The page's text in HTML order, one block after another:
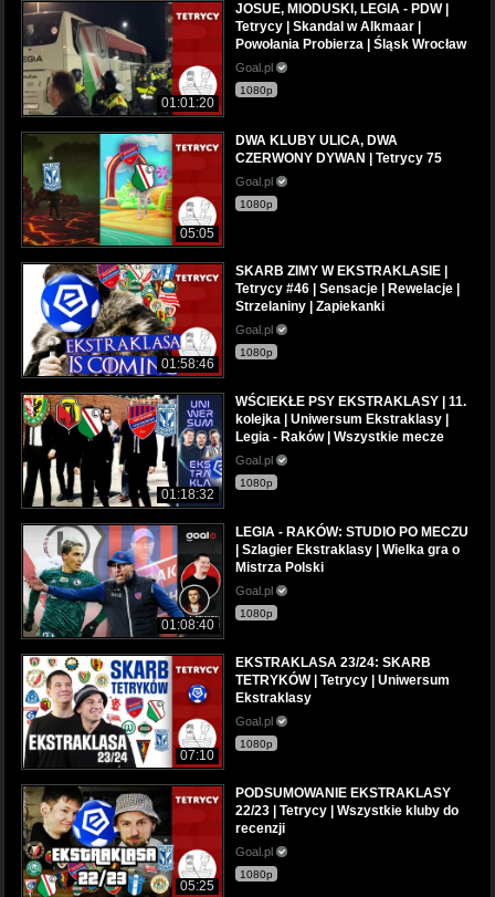
01:01:20
JOSUE, MIODUSKI, LEGIA - PDW |
Tetrycy | Skandal w Alkmaar |
Powołania Probierza | Śląsk Wrocław
Goal.pl
1080p
05:05
DWA KLUBY ULICA, DWA
CZERWONY DYWAN | Tetrycy 75
Goal.pl
1080p
01:58:46
SKARB ZIMY W EKSTRAKLASIE |
Tetrycy #46 | Sensacje | Rewelacje |
Strzelaniny | Zapiekanki
Goal.pl
1080p
01:18:32
WŚCIEKŁE PSY EKSTRAKLASY | 11.
kolejka | Uniwersum Ekstraklasy |
Legia - Raków | Wszystkie mecze
Goal.pl
1080p
01:08:40
LEGIA - RAKÓW: STUDIO PO MECZU
| Szlagier Ekstraklasy | Wielka gra o
Mistrza Polski
Goal.pl
1080p
07:10
EKSTRAKLASA 23/24: SKARB
TETRYKÓW | Tetrycy | Uniwersum
Ekstraklasy
Goal.pl
1080p
05:25
PODSUMOWANIE EKSTRAKLASY
22/23 | Tetrycy | Wszystkie kluby do
recenzji
Goal.pl
1080p